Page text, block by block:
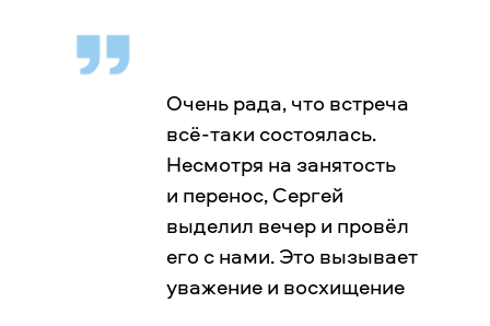
Очень рада, что встреча
всё-таки состоялась.
Несмотря на занятость
и перенос, Сергей
выделил вечер и провёл
его с нами. Это вызывает
уважение и восхищение